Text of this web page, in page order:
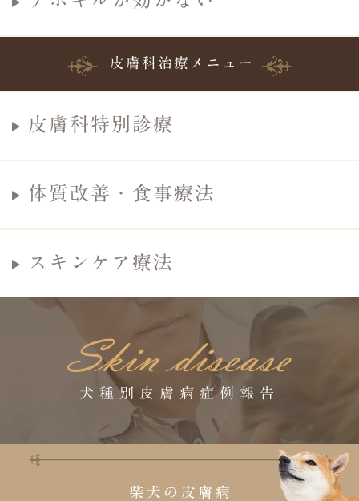
皮膚科治療メニュー
皮膚科特別診療
体質改善・食事療法
スキンケア療法
犬種別皮膚病症例報告